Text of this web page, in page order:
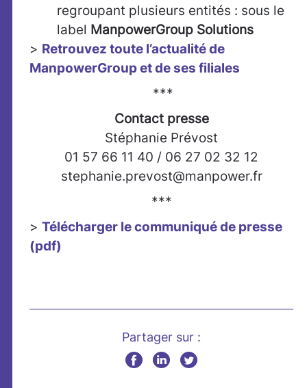
regroupant plusieurs entités : sous le
label ManpowerGroup Solutions
> Retrouvez toute l’actualité de
ManpowerGroup et de ses filiales
***
Contact presse
Stéphanie Prévost
01 57 66 11 40 / 06 27 02 32 12
stephanie.prevost@manpower.fr
***
> Télécharger le communiqué de presse
(pdf)
Partager sur :